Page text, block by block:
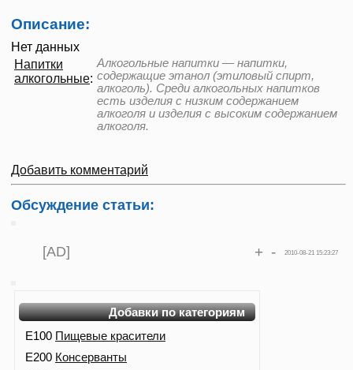
Описание:
Нет данных
Напитки
алкогольные:
Алкогольные напитки — напитки,
содержащие этанол (этиловый спирт,
алкоголь). Среди алкогольных напитков
есть изделия с низким содержанием
алкоголя и изделия с высоким содержанием
алкоголя.
Добавить комментарий
Обсуждение статьи:
[AD] 2010-08-21 15:23:27
+ -
Добавки по категориям
E100 Пищевые красители
E200 Консерванты